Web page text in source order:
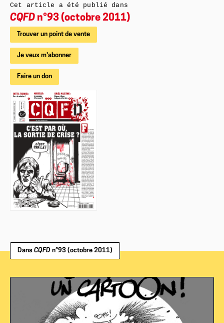
Cet article a été publié dans
CQFD n°93 (octobre 2011)
Trouver un point de vente
Je veux m'abonner
Faire un don
Dans CQFD n°93 (octobre 2011)